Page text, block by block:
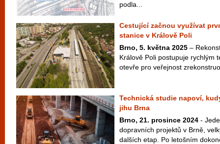
podla...
Cestující začnou využívat
stanice v Králově Poli
Brno, 5. května 2025 –
Králově Poli postupuje rychlým
otevře pro veřejnost
Technická studie napoví,
jihu Brna
Brno, 21. prosince 2024 -
dopravních projektů v Brně,
dalších etap. Po letošním